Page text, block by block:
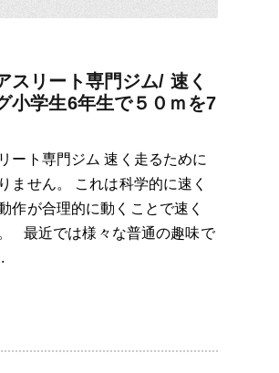
スリート専門ジム/ 速く
小学生6年生で５０ｍを7
ート専門ジム 速く走るために
ません。 これは科学的に速く
作が合理的に動くことで速く
最近では様々な普通の趣味で